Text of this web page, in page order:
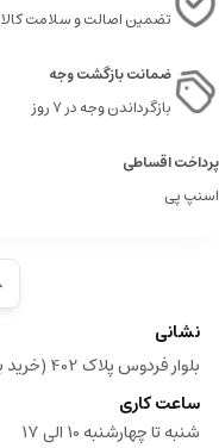
تضمین اصالت و سلامت کالا
ضمانت بازگشت وجه
بازگرداندن وجه در ۷ روز
پرداخت اقساطی
اسنپ پی
نشانی
بلوار فردوس پلاک 402 (خرید به صورت حضوری امکان پذیر نیست)
ساعت کاری
شنبه تا چهارشنبه 10 الی 17